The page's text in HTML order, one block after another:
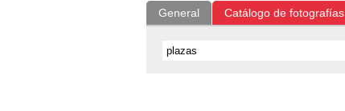
General Catálogo de fotografías